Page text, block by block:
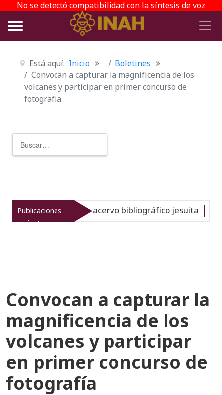
No se detectó compatibilidad con la síntesis de voz
Está aquí: Inicio
Boletines
Convocan a capturar la magnificencia de los
volcanes y participar en primer concurso de
fotografía
Publicaciones
recientes
del gran acervo bibliográfico jesuita Nuevo 06-08-26
Convocan a capturar la
magnificencia de los
volcanes y participar
en primer concurso de
fotografía